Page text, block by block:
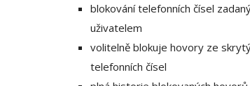
blokování telefonních čísel
uživatelem
volitelně blokuje hovory ze
telefonních čísel